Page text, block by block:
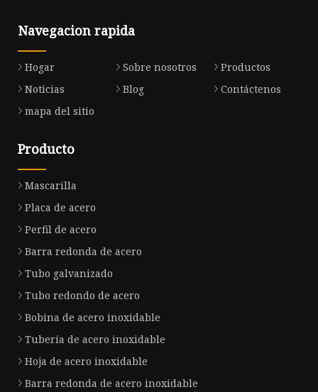
Navegacion rapida
Hogar Sobre nosotros
Productos
Noticias
Blog
Contáctenos
mapa del sitio
Producto
Mascarilla
Placa de acero
Perfil de acero
Barra redonda de acero
Tubo galvanizado
Tubo redondo de acero
Bobina de acero inoxidable
Tubería de acero inoxidable
Hoja de acero inoxidable
Barra redonda de acero inoxidable